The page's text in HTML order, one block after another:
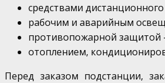
средствами
рабочим и аварийным
противопожарной защитой
отоплением,
Перед заказом подстанции,